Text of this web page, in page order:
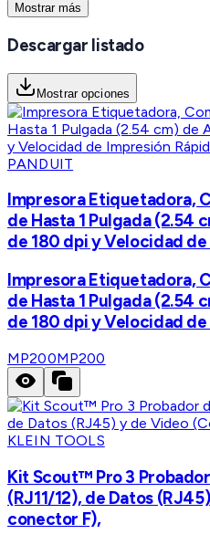
Mostrar más
Descargar listado
Mostrar opciones
PANDUIT
Impresora Etiquetadora,
de Hasta 1 Pulgada (2.54
de 180 dpi y Velocidad
Impresora Etiquetadora,
de Hasta 1 Pulgada (2.54
de 180 dpi y Velocidad
MP200MP200
KLEIN TOOLS
Kit Scout™ Pro 3
(RJ11/12), de Datos
conector F),